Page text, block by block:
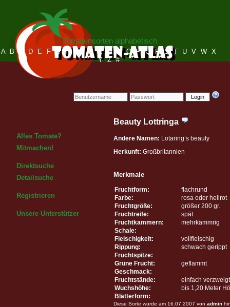
Login
Tomatensorten alphabetisch
A B C D E F G H I J K L M N O P Q R S T U V W X
Y Z #
Alles Tomate?
Mitmachen!
Direktsuche
Detailsuche
Registrieren
Unsere Unterstützer
Beauty Lottringa
Andere Namen: Lotaring’s beauty
Herkunft: Großbritannien
Merkmale
Fruchtform:
flachrund
Farbe:
rosa oder hellrot
Fruchtgröße:
größer 200 gr.
Fruchtreife:
spät
Fruchtkammern:
mehrkämmrig
Schale:
Fleischigkeit:
vollfleischig
Rippung:
schwach gerippt
Fruchtspitze:
Grüne Frucht:
geflammt
Geschmack:
Fruchtstände:
einfach verzweigt
Wuchshöhe:
bis 1,20 Meter
Blätterform:
Diese Sorte wurde am 16.07.2007 von admin